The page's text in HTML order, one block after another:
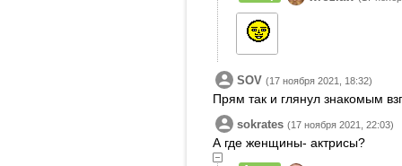
SOV (17 ноября 2021, 18:32)
Прям так и глянул знакомым
sokrates (17 ноября 2021, 22:03)
А где женщины- актрисы?